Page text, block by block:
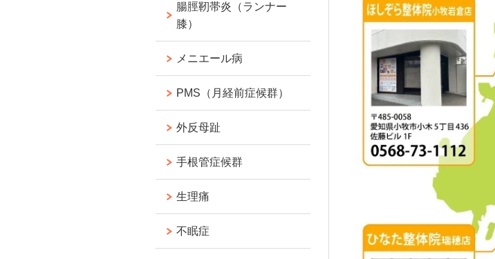
腸脛靭帯炎（ランナー
膝）
メニエール病
PMS（月経前症候群）
外反母趾
手根管症候群
生理痛
不眠症